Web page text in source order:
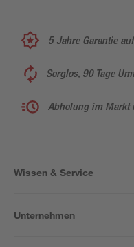
5 Jahre Garantie
Sorglos, 90 Tage
Abholung im Markt
Wissen & Service
Unternehmen